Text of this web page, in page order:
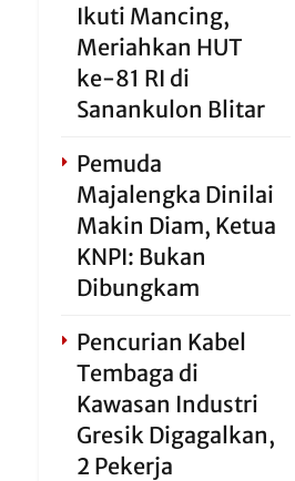
Ikuti Mancing,
Meriahkan HUT
ke-81 RI di
Sanankulon Blitar
Pemuda
Majalengka Dinilai
Makin Diam, Ketua
KNPI: Bukan
Dibungkam
Pencurian Kabel
Tembaga di
Kawasan Industri
Gresik Digagalkan,
2 Pekerja